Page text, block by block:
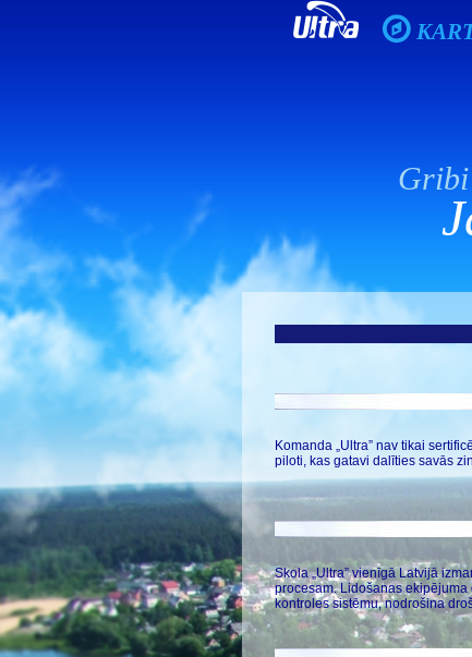
Komanda „Ultra” nav tikai
piloti, kas gatavi dalīties savās
Skola „Ultra” vienīgā Latvijā
procesam. Lidošanas
kontroles sistēmu, nodrošina